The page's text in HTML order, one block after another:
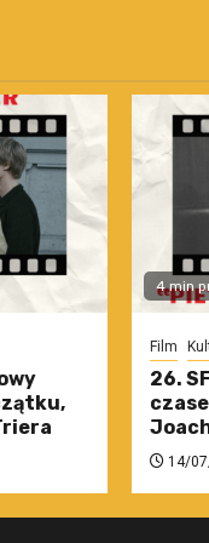
4 min
Film
26.
14/